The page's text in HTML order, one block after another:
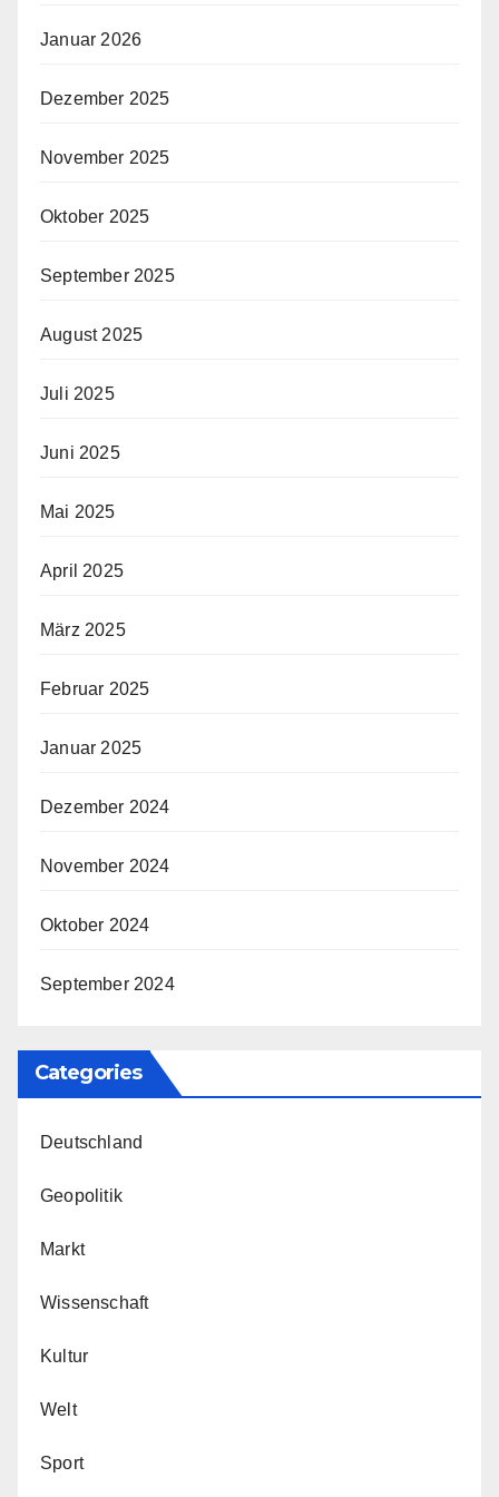
Januar 2026
Dezember 2025
November 2025
Oktober 2025
September 2025
August 2025
Juli 2025
Juni 2025
Mai 2025
April 2025
März 2025
Februar 2025
Januar 2025
Dezember 2024
November 2024
Oktober 2024
September 2024
Categories
Deutschland
Geopolitik
Markt
Wissenschaft
Kultur
Welt
Sport